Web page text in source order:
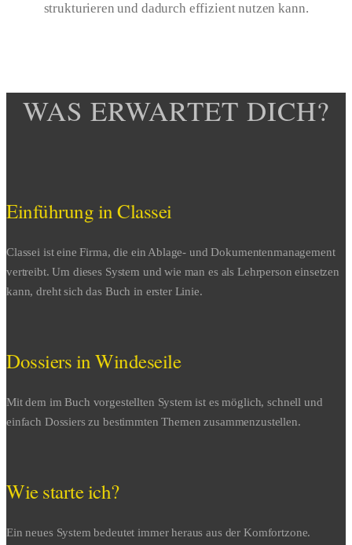
strukturieren und dadurch effizient nutzen kann.
WAS ERWARTET DICH?
Einführung in Classei
Classei ist eine Firma, die ein Ablage- und Dokumentenmanagement
vertreibt. Um dieses System und wie man es als Lehrperson einsetzen
kann, dreht sich das Buch in erster Linie.
Dossiers in Windeseile
Mit dem im Buch vorgestellten System ist es möglich, schnell und
einfach Dossiers zu bestimmten Themen zusammenzustellen.
Wie starte ich?
Ein neues System bedeutet immer heraus aus der Komfortzone.